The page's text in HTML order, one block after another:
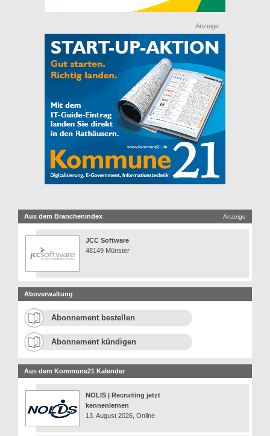
Anzeige
Aus dem Branchenindex Anzeige
JCC Software
48149 Münster
Aboverwaltung
Abonnement bestellen
Abonnement kündigen
Aus dem Kommune21 Kalender
NOLIS | Recruiting jetzt
kennenlernen
13. August 2026, Online